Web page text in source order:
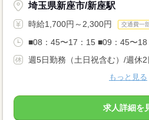
埼玉県新座市/新座駅
時給1,700円～2,300円 交通費一
■08：45〜17：15 ■09：45〜
週5日勤務（土日祝含む）/週休2
もっと見る
求人詳細を